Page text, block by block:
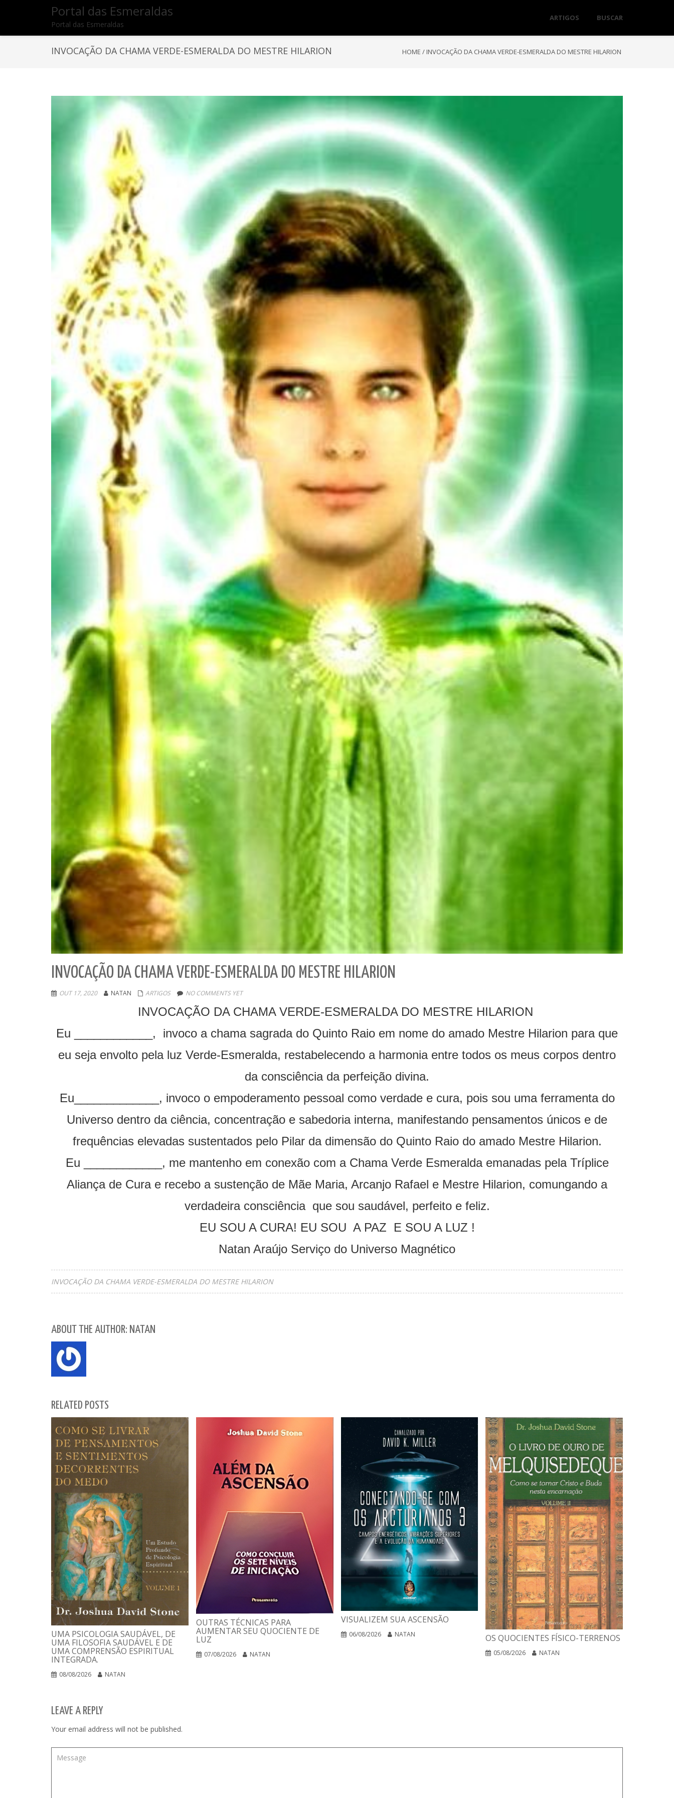
Portal das Esmeraldas
Portal das Esmeraldas
ARTIGOS BUSCAR
INVOCAÇÃO DA CHAMA VERDE-ESMERALDA DO MESTRE HILARION HOME / INVOCAÇÃO DA CHAMA VERDE-ESMERALDA DO MESTRE HILARION
INVOCAÇÃO DA CHAMA VERDE-ESMERALDA DO MESTRE HILARION
OUT 17, 2020 NATAN ARTIGOS NO COMMENTS YET
INVOCAÇÃO DA CHAMA VERDE-ESMERALDA DO MESTRE HILARION
Eu ____________, invoco a chama sagrada do Quinto Raio em nome do amado Mestre Hilarion para que
eu seja envolto pela luz Verde-Esmeralda, restabelecendo a harmonia entre todos os meus corpos dentro
da consciência da perfeição divina.
Eu_____________, invoco o empoderamento pessoal como verdade e cura, pois sou uma ferramenta do
Universo dentro da ciência, concentração e sabedoria interna, manifestando pensamentos únicos e de
frequências elevadas sustentados pelo Pilar da dimensão do Quinto Raio do amado Mestre Hilarion.
Eu ____________, me mantenho em conexão com a Chama Verde Esmeralda emanadas pela Tríplice
Aliança de Cura e recebo a sustenção de Mãe Maria, Arcanjo Rafael e Mestre Hilarion, comungando a
verdadeira consciência que sou saudável, perfeito e feliz.
EU SOU A CURA! EU SOU A PAZ E SOU A LUZ !
Natan Araújo Serviço do Universo Magnético
INVOCAÇÃO DA CHAMA VERDE-ESMERALDA DO MESTRE HILARION
ABOUT THE AUTHOR: NATAN
RELATED POSTS
UMA PSICOLOGIA SAUDÁVEL, DE
UMA FILOSOFIA SAUDÁVEL E DE
UMA COMPRENSÃO ESPIRITUAL
INTEGRADA.
08/08/2026 NATAN
OUTRAS TÉCNICAS PARA
AUMENTAR SEU QUOCIENTE DE
LUZ
07/08/2026 NATAN
VISUALIZEM SUA ASCENSÃO
06/08/2026 NATAN OS QUOCIENTES FÍSICO-TERRENOS
05/08/2026 NATAN
LEAVE A REPLY
Your email address will not be published.